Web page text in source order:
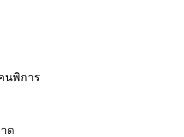
นพิการ
ด